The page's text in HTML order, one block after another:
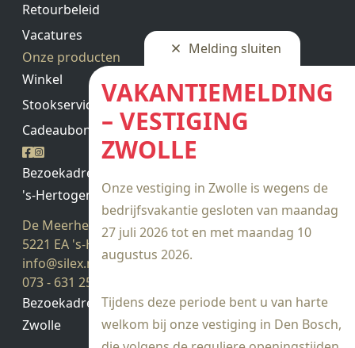
Melding sluiten
VAKANTIEMELDING
– VESTIGING
ZWOLLE
Onze vestiging in Zwolle is wegens de
bedrijfsvakantie gesloten van maandag
27 juli 2026 tot en met maandag 10
augustus 2026.
Tijdens deze periode bent u van harte
welkom bij onze vestiging in Den Bosch,
Retourbeleid
Vacatures
Onze producten
Winkel
Stookservice
Cadeaubon saldo
Bezoekadres
's-Hertogenbosch
De Meerheuvel 21
5221 EA 's-Hertogenbosch
info@silex.nl
073 - 631 25 28
Bezoekadres
Zwolle